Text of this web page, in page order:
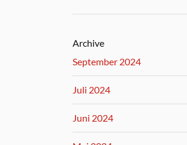
Archive
September 2024
Juli 2024
Juni 2024